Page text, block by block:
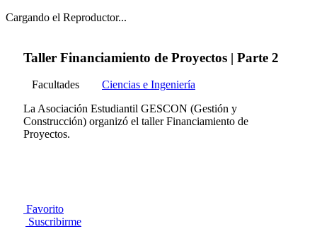
Cargando el Reproductor...
Taller Financiamiento de Proyectos | Parte 2
Facultades
Ciencias e Ingeniería
La Asociación Estudiantil GESCON (Gestión y
Construcción) organizó el taller Financiamiento de
Proyectos.
Favorito
Suscribirme